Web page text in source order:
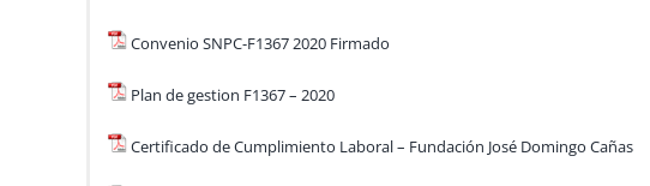
Convenio SNPC-F1367 2020 Firmado
Plan de gestion F1367 – 2020
Certificado de Cumplimiento Laboral – Fundación José Domingo Cañas